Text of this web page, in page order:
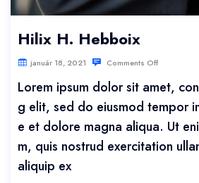
Hilix H. Hebboix
január 18, 2021 Comments Off
Lorem ipsum dolor sit amet,
g elit, sed do eiusmod tempor
e et dolore magna aliqua. Ut
m, quis nostrud exercitation
aliquip ex